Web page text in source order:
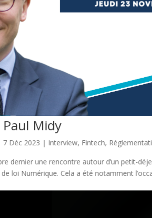
Midy
7 Déc 2023 | Interview, Fintech,
dernier une rencontre autour d’un petit-
loi Numérique. Cela a été notamment